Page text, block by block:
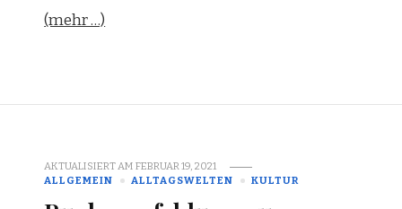
(mehr …)
AKTUALISIERT AMFEBRUAR 19, 2021
ALLGEMEIN
ALLTAGSWELTEN KULTUR